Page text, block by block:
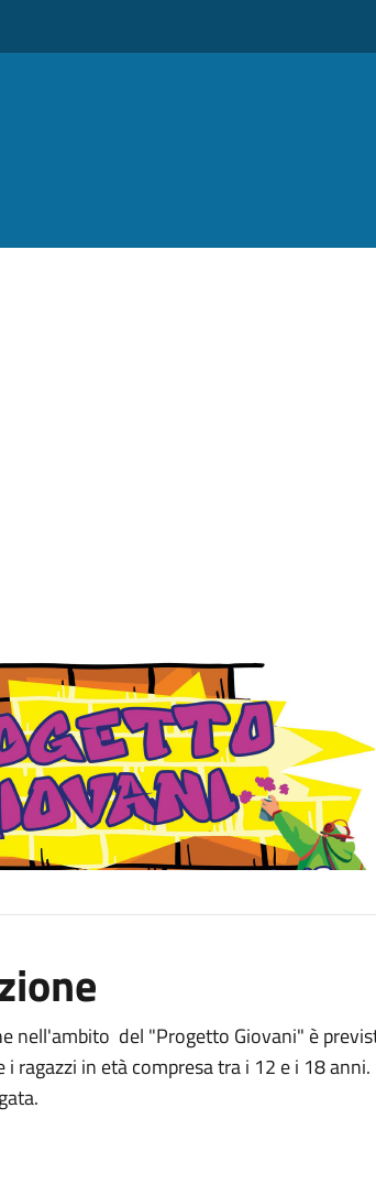
nell'ambito del "Progetto Giovani" è
i ragazzi in età compresa tra i 12 e i 18